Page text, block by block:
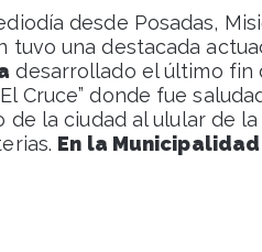
desde Posadas,
tuvo una destacada
desarrollado el último fin
Cruce” donde fue
de la ciudad al ulular de
En la